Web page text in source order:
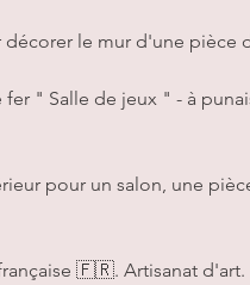
le mur d'une pièce
" Salle de jeux " - à
pour un salon, une
🇫🇷. Artisanat d'art.